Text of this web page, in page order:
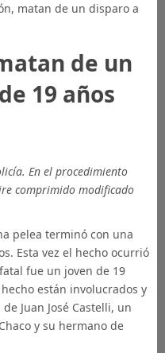
matan de un disparo a
de un
19 años
En el procedimiento
comprimido modificado
pelea terminó con una
Esta vez el hecho ocurrió
fue un joven de 19
están involucrados y
Juan José Castelli, un
y su hermano de